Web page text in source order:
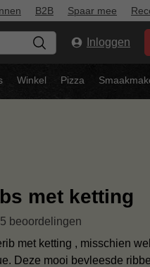
B2B Spaar mee
Inloggen
Winkel Pizza
met ketting
beoordelingen
met ketting , misschien
Deze mooi bevleesde